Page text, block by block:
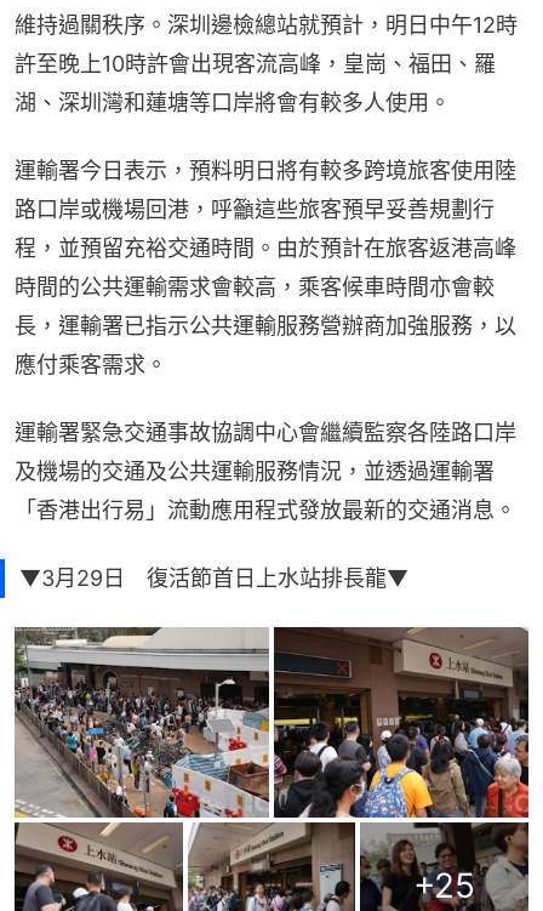
維持過關秩序。深圳邊檢總站就預計，明日中午12時
許至晚上10時許會出現客流高峰，皇崗、福田、羅
湖、深圳灣和蓮塘等口岸將會有較多人使用。
運輸署今日表示，預料明日將有較多跨境旅客使用陸
路口岸或機場回港，呼籲這些旅客預早妥善規劃行
程，並預留充裕交通時間。由於預計在旅客返港高峰
時間的公共運輸需求會較高，乘客候車時間亦會較
長，運輸署已指示公共運輸服務營辦商加強服務，以
應付乘客需求。
運輸署緊急交通事故協調中心會繼續監察各陸路口岸
及機場的交通及公共運輸服務情況，並透過運輸署
「香港出行易」流動應用程式發放最新的交通消息。
▼3月29日 復活節首日上水站排長龍▼
+25